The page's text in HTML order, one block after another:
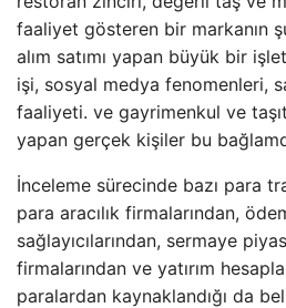
faaliyet gösteren bir markanın
alım satımı yapan büyük bir
işi, sosyal medya fenomenleri,
faaliyeti. ve gayrimenkul ve taşıt
yapan gerçek kişiler bu
İnceleme sürecinde bazı para
para aracılık firmalarından,
sağlayıcılarından, sermaye
firmalarından ve yatırım
paralardan kaynaklandığı da